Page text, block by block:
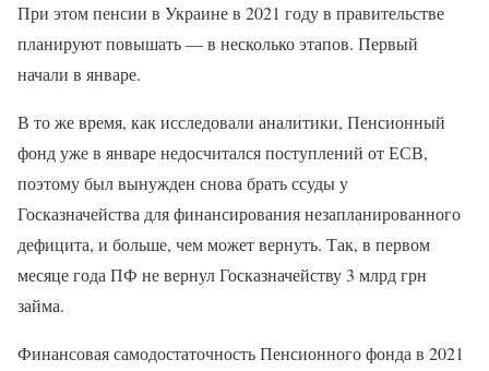
При этом пенсии в Украине в 2021 году в правительстве
планируют повышать — в несколько этапов. Первый
начали в январе.
В то же время, как исследовали аналитики, Пенсионный
фонд уже в январе недосчитался поступлений от ЕСВ,
поэтому был вынужден снова брать ссуды у
Госказначейства для финансирования незапланированного
дефицита, и больше, чем может вернуть. Так, в первом
месяце года ПФ не вернул Госказначейству 3 млрд грн
займа.
Финансовая самодостаточность Пенсионного фонда в 2021